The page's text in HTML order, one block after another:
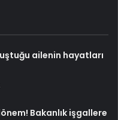
ailenin hayatları
Bakanlık işgallere